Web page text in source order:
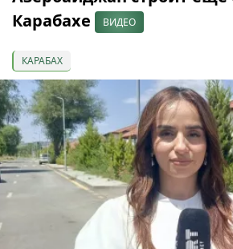
Карабахе
ВИДЕО
КАРАБАХ